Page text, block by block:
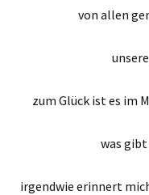
von allen
zum Glück ist es im
was gibt
irgendwie erinnert